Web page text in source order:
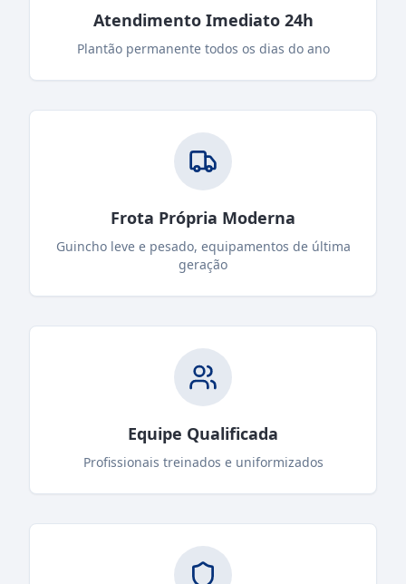
Atendimento Imediato 24h
Plantão permanente todos os dias do ano
Frota Própria Moderna
Guincho leve e pesado, equipamentos de última
geração
Equipe Qualificada
Profissionais treinados e uniformizados